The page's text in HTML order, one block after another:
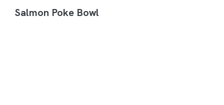
Salmon Poke Bowl